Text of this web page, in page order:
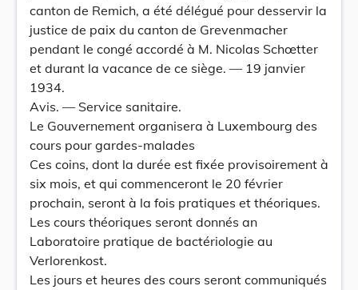
canton de Remich, a été délégué pour desservir la
justice de paix du canton de Grevenmacher
pendant le congé accordé à M. Nicolas Schœtter
et durant la vacance de ce siège. — 19 janvier
1934.
Avis. — Service sanitaire.
Le Gouvernement organisera à Luxembourg des
cours pour gardes-malades
Ces coins, dont la durée est fixée provisoirement à
six mois, et qui commenceront le 20 février
prochain, seront à la fois pratiques et théoriques.
Les cours théoriques seront donnés an
Laboratoire pratique de bactériologie au
Verlorenkost.
Les jours et heures des cours seront communiqués